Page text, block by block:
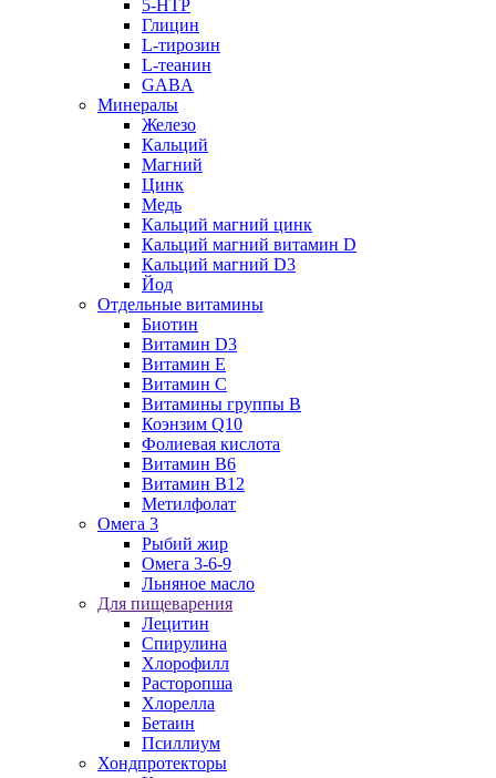
5-HTP
Глицин
L-тирозин
L-теанин
GABA
Минералы
Железо
Кальций
Магний
Цинк
Медь
Кальций магний цинк
Кальций магний витамин D
Кальций магний D3
Йод
Отдельные витамины
Биотин
Витамин D3
Витамин E
Витамин C
Витамины группы B
Коэнзим Q10
Фолиевая кислота
Витамин B6
Витамин B12
Метилфолат
Омега 3
Рыбий жир
Омега 3-6-9
Льняное масло
Для пищеварения
Лецитин
Спирулина
Хлорофилл
Расторопша
Хлорелла
Бетаин
Псиллиум
Хондпротекторы